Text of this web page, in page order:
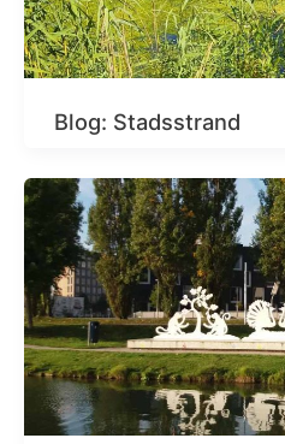
Blog: Stadsstrand